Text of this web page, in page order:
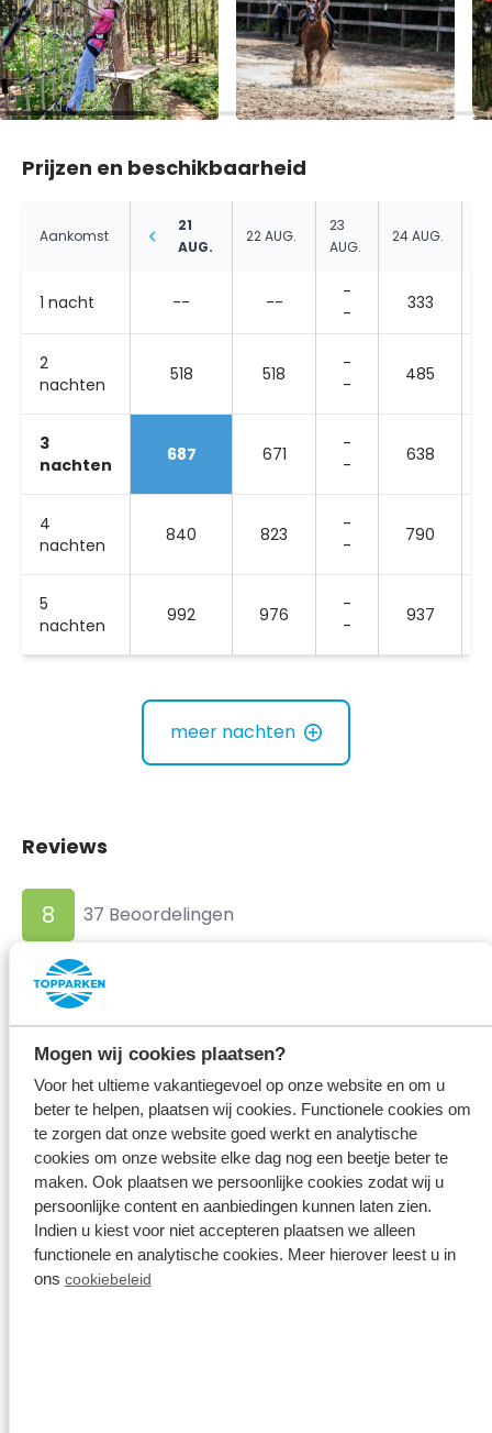
Mogen wij cookies plaatsen?
Voor het ultieme vakantiegevoel op onze website en om u
beter te helpen, plaatsen wij cookies. Functionele cookies om
te zorgen dat onze website goed werkt en analytische
cookies om onze website elke dag nog een beetje beter te
maken. Ook plaatsen we persoonlijke cookies zodat wij u
persoonlijke content en aanbiedingen kunnen laten zien.
Indien u kiest voor niet accepteren plaatsen we alleen
functionele en analytische cookies. Meer hierover leest u in
ons cookiebeleid
Prijzen en beschikbaarheid
Aankomst
21
AUG.
22 AUG.
23
AUG.
24 AUG.
1 nacht -- --
-
-
333
2
nachten
518 518
-
-
485
3
nachten
687 671
-
-
638
4
nachten
840 823
-
-
790
5
nachten
992 976
-
-
937
meer nachten
Reviews
8
37 Beoordelingen
Al onze beoordelingen zijn 100% echt
Categorieën:
Locatie
Service 8
Netheid
Eten en drinken